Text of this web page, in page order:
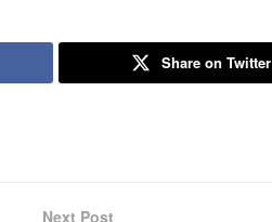
Share on Twitter
Next Post